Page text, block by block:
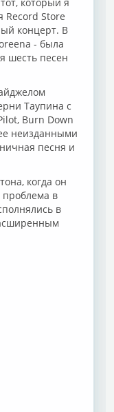
Record Store
концерт. В
- была
шесть песен
Таупина с
Burn Down
неизданными
песня и
когда он
в
в